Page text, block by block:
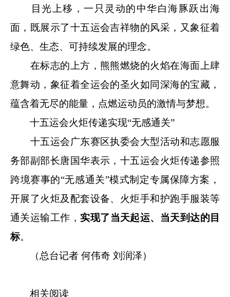
目光上移，一只灵动的中华白海豚跃出海
面，既展示了十五运会吉祥物的风采，又象征着
绿色、生态、可持续发展的理念。
在标志的上方，熊熊燃烧的火焰在海面上肆
意舞动，象征着全运会的圣火如同深海的宝藏，
蕴含着无尽的能量，点燃运动员的激情与梦想。
十五运会火炬传递实现“无感通关”
十五运会广东赛区执委会大型活动和志愿服
务部副部长唐国华表示，十五运会火炬传递参照
跨境赛事的“无感通关”模式制定专属保障方案，
开展了火炬及配套设备、火炬手和护跑手服装等
通关运输工作， 实现了当天起运、当天到达的目
标。
（总台记者 何伟奇 刘润泽）
相关阅读